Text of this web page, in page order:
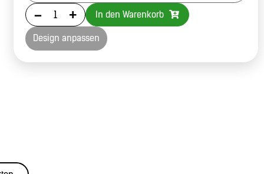
- + In den Warenkorb
Design anpassen